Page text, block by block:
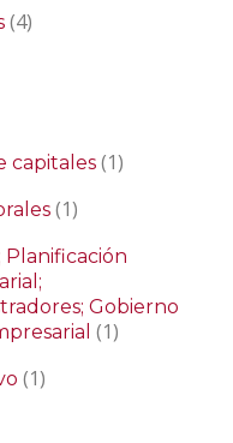
(4)
capitales (1)
(1)
Planificación
Gobierno
(1)
(1)